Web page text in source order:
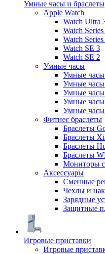
Умные часы и браслеты
Apple Watch
Watch Ultra
Watch Series
Watch
Watch SE 3
Watch SE 2
Умные часы
Умные часы
Умные часы
Умные
Умные
Умные
Фитнес браслеты
Браслеты
Браслеты
Браслеты
Браслеты
Мониторы
Аксессуары
Сменные
Чехлы и
Зарядные
Защитные
Игровые приставки
Игровые